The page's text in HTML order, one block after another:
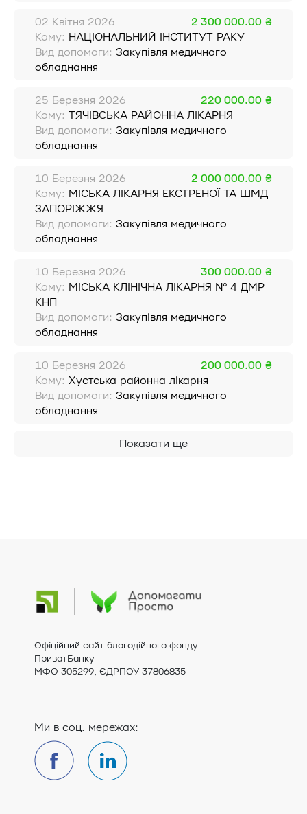
02 Квітня 2026
2 300 000.00 ₴
Кому: НАЦІОНАЛЬНИЙ ІНСТИТУТ РАКУ
Вид допомоги: Закупівля медичного
обладнання
25 Березня 2026
220 000.00 ₴
Кому: ТЯЧІВСЬКА РАЙОННА ЛІКАРНЯ
Вид допомоги: Закупівля медичного
обладнання
10 Березня 2026
2 000 000.00 ₴
Кому: МІСЬКА ЛІКАРНЯ ЕКСТРЕНОЇ ТА ШМД
ЗАПОРІЖЖЯ
Вид допомоги: Закупівля медичного
обладнання
10 Березня 2026
300 000.00 ₴
Кому: МIСЬКА КЛIНIЧНА ЛIКАРНЯ № 4 ДМР
КНП
Вид допомоги: Закупівля медичного
обладнання
10 Березня 2026
200 000.00 ₴
Кому: Хустська районна лікарня
Вид допомоги: Закупівля медичного
обладнання
Показати ще
Офіційний сайт благодійного фонду
ПриватБанку
МФО 305299, ЄДРПОУ 37806835
Ми в соц. мережах: